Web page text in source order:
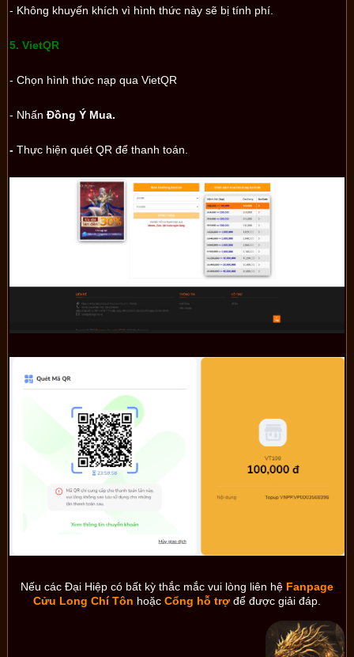
- Không khuyến khích vì hình thức này sẽ bị tính phí.
5. VietQR
- Chọn hình thức nạp qua VietQR
- NhấnĐồng Ý Mua.
-Thực hiện quét QR để thanh toán.
Nếu các Đại Hiệp có bất kỳ thắc mắc vui lòng liên hệ Fanpage
Cửu Long Chí Tôn hoặc Cổng hỗ trợ để được giải đáp.